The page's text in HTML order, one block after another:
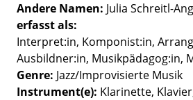
Andere Namen Julia Schreitl-
erfasst als
Interpret:in Komponist:in
Ausbildner:in Musikpädagog:in
Genre Jazz/Improvisierte Musik
Instrument(e) Klarinette Klavier